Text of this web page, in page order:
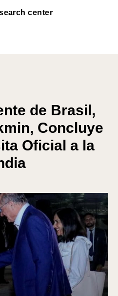
center
center
de Brasil,
Concluye
Oficial a la